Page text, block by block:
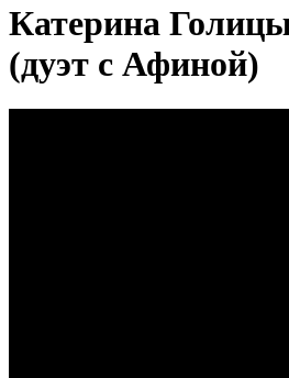
Катерина
(дуэт с Афиной)